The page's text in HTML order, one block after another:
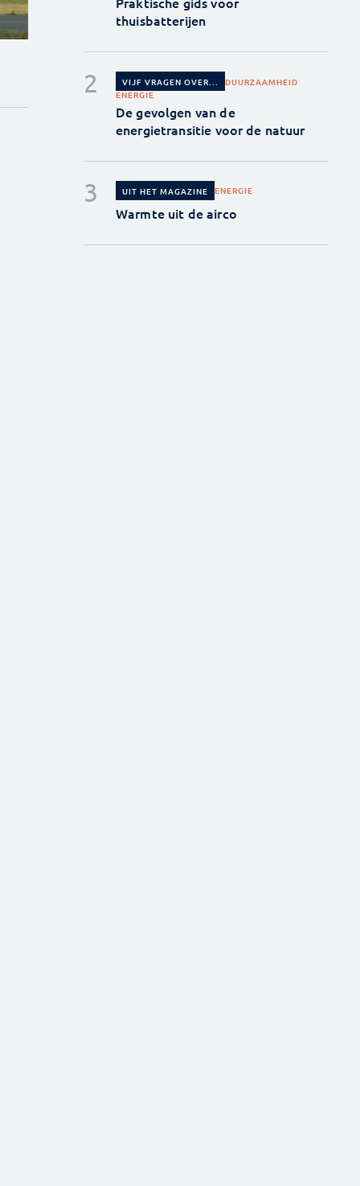
thuisbatterijen
VIJF VRAGEN OVER...
DUURZAAMHEID
ENERGIE
De gevolgen van de
energietransitie voor de natuur
UIT HET MAGAZINE ENERGIE
Warmte uit de airco